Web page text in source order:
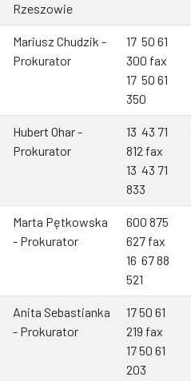
Rzeszowie
Mariusz Chudzik -
Prokurator
17 50 61
300 fax
17 50 61
350
Hubert Ohar -
Prokurator
13 43 71
812 fax
13 43 71
833
Marta Pętkowska
- Prokurator
600 875
627 fax
16 67 88
521
Anita Sebastianka
- Prokurator
17 50 61
219 fax
17 50 61
203